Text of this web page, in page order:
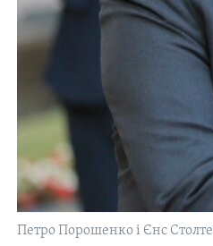
Петро Порошенко і Єнс